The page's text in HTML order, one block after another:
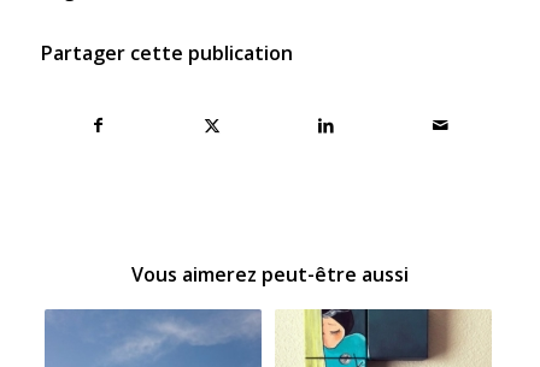
Partager cette publication
Vous aimerez peut-être aussi